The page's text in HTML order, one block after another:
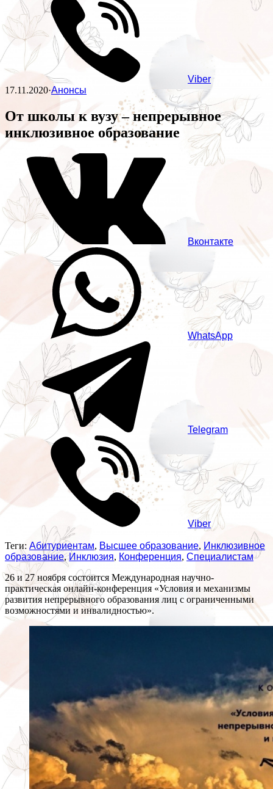
Viber
17.11.2020·Анонсы
От школы к вузу – непрерывное
инклюзивное образование
Вконтакте
WhatsApp
Telegram
Viber
Теги: Абитуриентам, Высшее образование, Инклюзивное
образование,Инклюзия, Конференция, Специалистам
26 и 27 ноября состоится Международная научно-
практическая онлайн-конференция «Условия и механизмы
развития непрерывного образования лиц с ограниченными
возможностями и инвалидностью».